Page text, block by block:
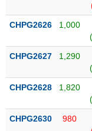
CHPG2626 1,000
CHPG2627 1,290
CHPG2628 1,820
CHPG2630 980
TIÊU
THIẾT
YẾU
CHĂM